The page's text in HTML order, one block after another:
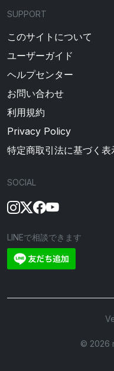
SUPPORT
このサイトについて
ユーザーガイド
ヘルプセンター
お問い合わせ
利用規約
Privacy Policy
特定商取引法に基づく表
SOCIAL
LINEで相談できます
©︎ 2026